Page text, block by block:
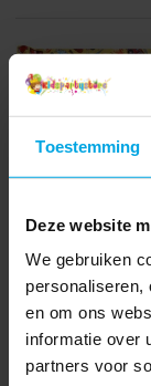
Toestemming
Deze website
We gebruiken
personaliseren,
en om ons
informatie over
partners voor